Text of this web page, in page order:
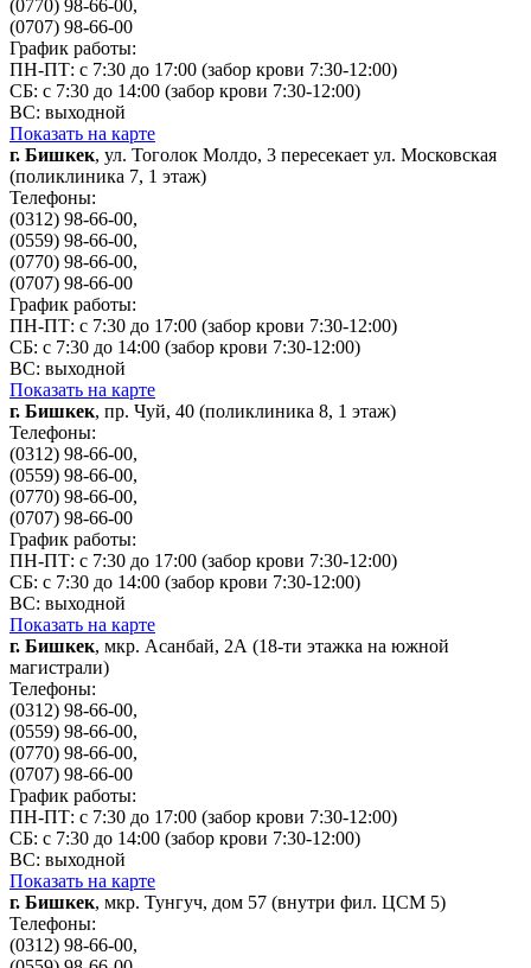
(0770) 98-66-00,
(0707) 98-66-00
График работы:
ПН-ПТ: с 7:30 до 17:00 (забор крови 7:30-12:00)
СБ: с 7:30 до 14:00 (забор крови 7:30-12:00)
ВС: выходной
Показать на карте
г. Бишкек, ул. Тоголок Молдо, 3 пересекает ул. Московская
(поликлиника 7, 1 этаж)
Телефоны:
(0312) 98-66-00,
(0559) 98-66-00,
(0770) 98-66-00,
(0707) 98-66-00
График работы:
ПН-ПТ: с 7:30 до 17:00 (забор крови 7:30-12:00)
СБ: с 7:30 до 14:00 (забор крови 7:30-12:00)
ВС: выходной
Показать на карте
г. Бишкек, пр. Чуй, 40 (поликлиника 8, 1 этаж)
Телефоны:
(0312) 98-66-00,
(0559) 98-66-00,
(0770) 98-66-00,
(0707) 98-66-00
График работы:
ПН-ПТ: с 7:30 до 17:00 (забор крови 7:30-12:00)
СБ: с 7:30 до 14:00 (забор крови 7:30-12:00)
ВС: выходной
Показать на карте
г. Бишкек, мкр. Асанбай, 2А (18-ти этажка на южной
магистрали)
Телефоны:
(0312) 98-66-00,
(0559) 98-66-00,
(0770) 98-66-00,
(0707) 98-66-00
График работы:
ПН-ПТ: с 7:30 до 17:00 (забор крови 7:30-12:00)
СБ: с 7:30 до 14:00 (забор крови 7:30-12:00)
ВС: выходной
Показать на карте
г. Бишкек, мкр. Тунгуч, дом 57 (внутри фил. ЦСМ 5)
Телефоны:
(0312) 98-66-00,